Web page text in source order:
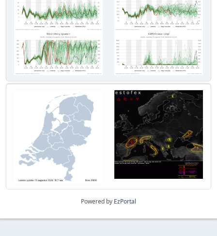
Powered by EzPortal